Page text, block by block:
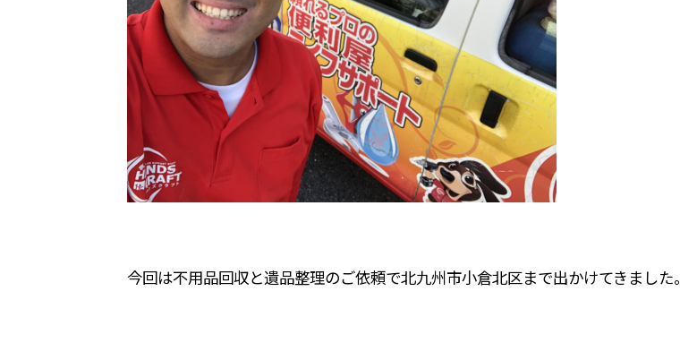
今回は不用品回収と遺品整理のご依頼で北九州市小倉北区まで出かけてきました。